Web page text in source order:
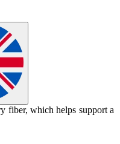
fiber, which helps support a